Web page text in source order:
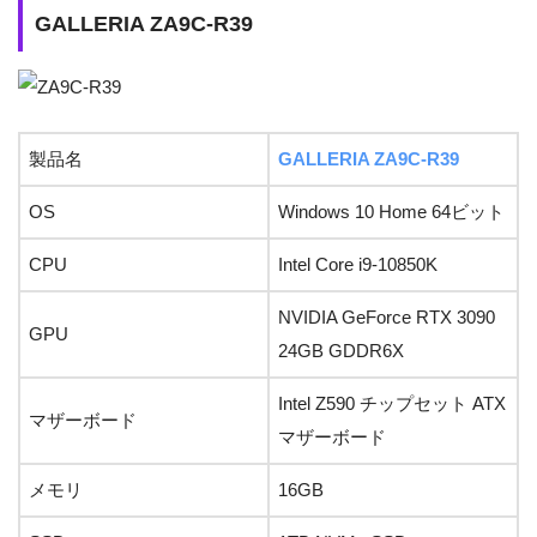
GALLERIA ZA9C-R39
製品名 GALLERIA ZA9C-R39
OS Windows 10 Home 64ビット
CPU Intel Core i9-10850K
GPU
NVIDIA GeForce RTX 3090
24GB GDDR6X
マザーボード
Intel Z590 チップセット ATX
マザーボード
メモリ 16GB